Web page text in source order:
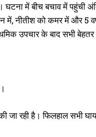
में बीच बचाव में पहुंची
नीतीश को कमर में और 5
उपचार के बाद सभी
रही है। फिलहाल सभी